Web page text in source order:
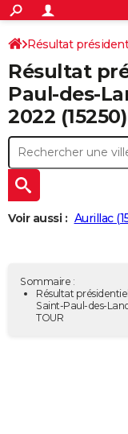
ACTUALITÉS
Politique
Société
Faits Divers
Education
Monde
Villes
+
SPORT
Coupe du monde 2026
Football
Tennis
Cyclisme
Rugby
Forum
CULTURE
Programme TV
TNT
Streaming
Cinéma
Sorties cinéma
Musique
+
FINANCE
Retraite
Impôts
Epargne
Immobilier
Risques naturels par
Banque
Assurance
CréditAUTO
Essais
Réserver un essai
Citadines
Berlines
SUV
Forum auto
+HIGH-TECH
Mobiles
Meilleur smartphone
Internet
Ordinateurs
Jeux vidéo
Guide high-tech
+
BRICOLAGE
Guides de France
Escapades
Patrimoine
Expositions
Musées
Week-end nature
LIFESTYLE
Art de vivre
Bien-être
Loisirs
Modes de vie
SANTE
Résultat
Cantal
Résultat
Paul-des-
2022
Voir aussi : Aurillac
Sommaire :
Résultat
Saint-Paul-des-
TOUR